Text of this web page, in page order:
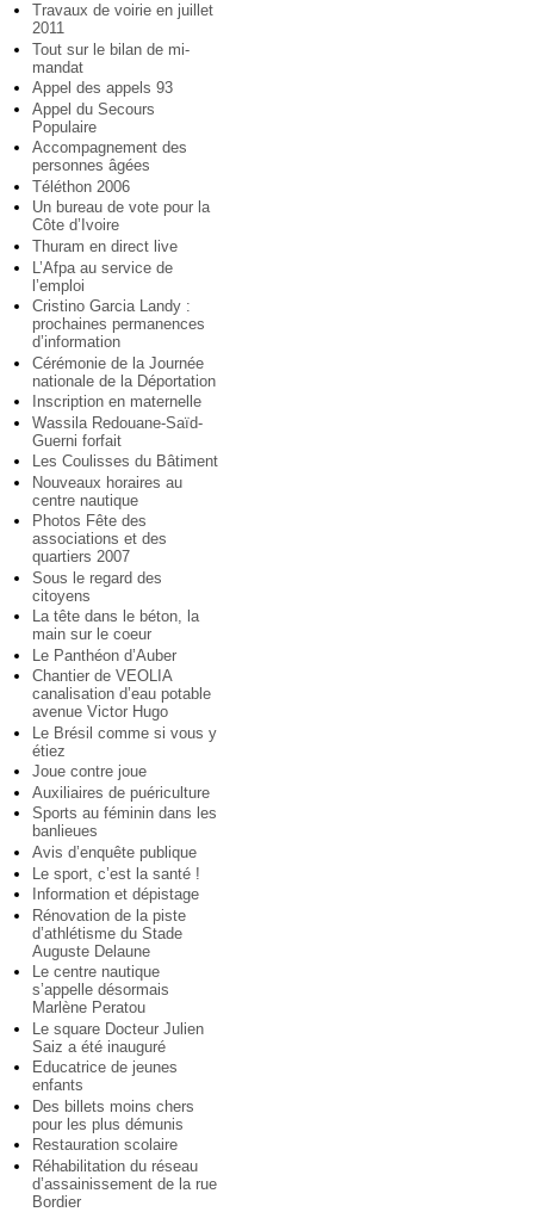
Travaux de voirie en juillet
2011
Tout sur le bilan de mi-
mandat
Appel des appels 93
Appel du Secours
Populaire
Accompagnement des
personnes âgées
Téléthon 2006
Un bureau de vote pour la
Côte d’Ivoire
Thuram en direct live
L’Afpa au service de
l’emploi
Cristino Garcia Landy :
prochaines permanences
d’information
Cérémonie de la Journée
nationale de la Déportation
Inscription en maternelle
Wassila Redouane-Saïd-
Guerni forfait
Les Coulisses du Bâtiment
Nouveaux horaires au
centre nautique
Photos Fête des
associations et des
quartiers 2007
Sous le regard des
citoyens
La tête dans le béton, la
main sur le coeur
Le Panthéon d’Auber
Chantier de VEOLIA
canalisation d’eau potable
avenue Victor Hugo
Le Brésil comme si vous y
étiez
Joue contre joue
Auxiliaires de puériculture
Sports au féminin dans les
banlieues
Avis d’enquête publique
Le sport, c’est la santé !
Information et dépistage
Rénovation de la piste
d’athlétisme du Stade
Auguste Delaune
Le centre nautique
s’appelle désormais
Marlène Peratou
Le square Docteur Julien
Saiz a été inauguré
Educatrice de jeunes
enfants
Des billets moins chers
pour les plus démunis
Restauration scolaire
Réhabilitation du réseau
d’assainissement de la rue
Bordier